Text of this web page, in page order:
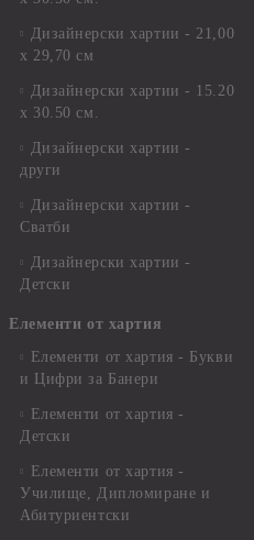
Дизайнерски хартии - 21,00
х 29,70 см
Дизайнерски хартии - 15.20
x 30.50 см.
Дизайнерски хартии -
други
Дизайнерски хартии -
Сватби
Дизайнерски хартии -
Детски
Елементи от хартия
Елементи от хартия - Букви
и Цифри за Банери
Елементи от хартия -
Детски
Елементи от хартия -
Училище, Дипломиране и
Абитуриентски